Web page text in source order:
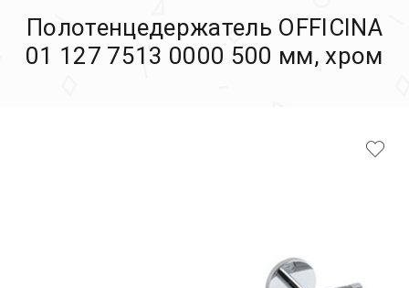
Полотенцедержатель OFFICINA
01 127 7513 0000 500 мм, хром